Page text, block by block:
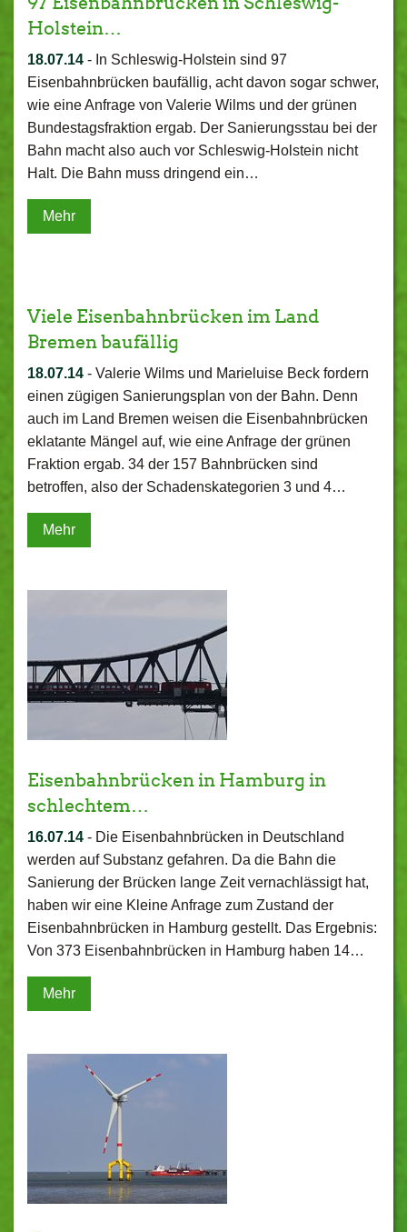
Holstein…
18.07.14 - In Schleswig-Holstein sind 97
Eisenbahnbrücken baufällig, acht davon sogar schwer,
wie eine Anfrage von Valerie Wilms und der grünen
Bundestagsfraktion ergab. Der Sanierungsstau bei der
Bahn macht also auch vor Schleswig-Holstein nicht
Halt. Die Bahn muss dringend ein…
Mehr
Viele Eisenbahnbrücken im Land
Bremen baufällig
18.07.14 - Valerie Wilms und Marieluise Beck fordern
einen zügigen Sanierungsplan von der Bahn. Denn
auch im Land Bremen weisen die Eisenbahnbrücken
eklatante Mängel auf, wie eine Anfrage der grünen
Fraktion ergab. 34 der 157 Bahnbrücken sind
betroffen, also der Schadenskategorien 3 und 4…
Mehr
Eisenbahnbrücken in Hamburg in
schlechtem…
16.07.14 - Die Eisenbahnbrücken in Deutschland
werden auf Substanz gefahren. Da die Bahn die
Sanierung der Brücken lange Zeit vernachlässigt hat,
haben wir eine Kleine Anfrage zum Zustand der
Eisenbahnbrücken in Hamburg gestellt. Das Ergebnis:
Von 373 Eisenbahnbrücken in Hamburg haben 14…
Mehr